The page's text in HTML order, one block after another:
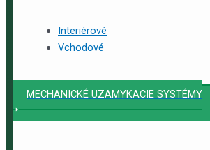
Interiérové
Vchodové
MECHANICKÉ UZAMYKACIE SYSTÉMY